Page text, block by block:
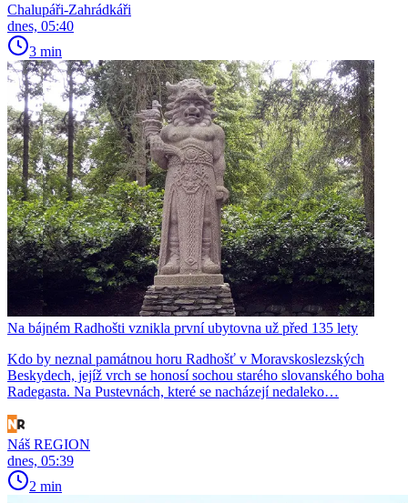
Chalupáři-Zahrádkáři
dnes, 05:40
3 min
Na bájném Radhošti vznikla první ubytovna už před 135 lety
Kdo by neznal památnou horu Radhošť v Moravskoslezských
Beskydech, jejíž vrch se honosí sochou starého slovanského boha
Radegasta. Na Pustevnách, které se nacházejí nedaleko…
Náš REGION
dnes, 05:39
2 min